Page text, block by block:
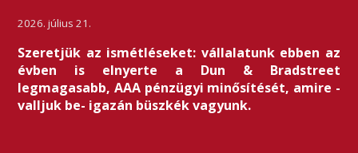
2026. július 21.
Szeretjük az ismétléseket: vállalatunk ebben az
évben is elnyerte a Dun & Bradstreet
legmagasabb, AAA pénzügyi minősítését, amire -
valljuk be- igazán büszkék vagyunk.